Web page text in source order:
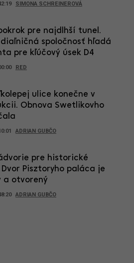
SIMONA SCHREINEROVÁ
pre najdlhší tunel.
spoločnosť hľadá
pre kľúčový úsek D4
RED
ulice konečne v
Obnova Swetlikovho
ADRIAN GUBČO
pre historické
Pisztoryho paláca je
a otvorený
ADRIAN GUBČO